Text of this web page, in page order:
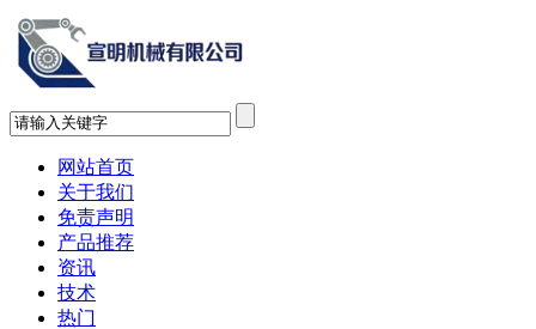
网站首页
关于我们
免责声明
产品推荐
资讯
技术
热门